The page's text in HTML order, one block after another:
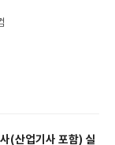
(산업기사 포함) 실